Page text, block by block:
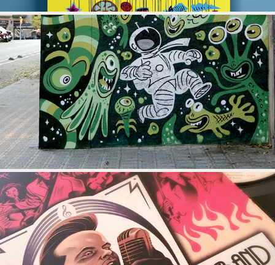
NN WALLERY
BARCELONA BIG BLUES BAND